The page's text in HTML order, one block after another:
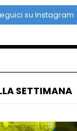
incidente
casinò arriva il
su Instagram
SETTIMANA